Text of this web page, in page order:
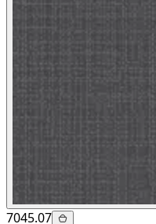
7045.07